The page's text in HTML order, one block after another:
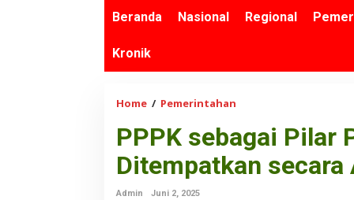
Beranda Nasional Regional
Kronik
Home / Pemerintahan
P
K
s
PPPK sebagai Pilar
Ditempatkan
Admin
Juni 2, 2025